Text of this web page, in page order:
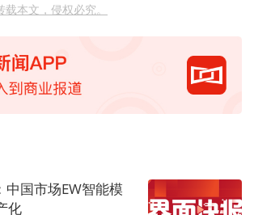
本文，侵权必究。
中国市场EW智能模
化